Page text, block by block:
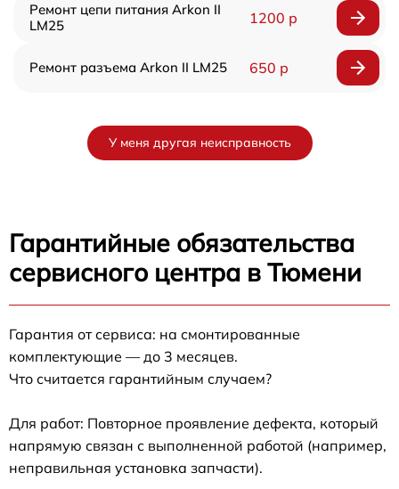
Ремонт цепи питания Arkon II
LM25
1200 р
Ремонт разъема Arkon II LM25 650 р
У меня другая неисправность
Гарантийные обязательства
сервисного центра в Тюмени
Гарантия от сервиса: на смонтированные
комплектующие — до 3 месяцев.
Что считается гарантийным случаем?
Для работ: Повторное проявление дефекта, который
напрямую связан с выполненной работой (например,
неправильная установка запчасти).